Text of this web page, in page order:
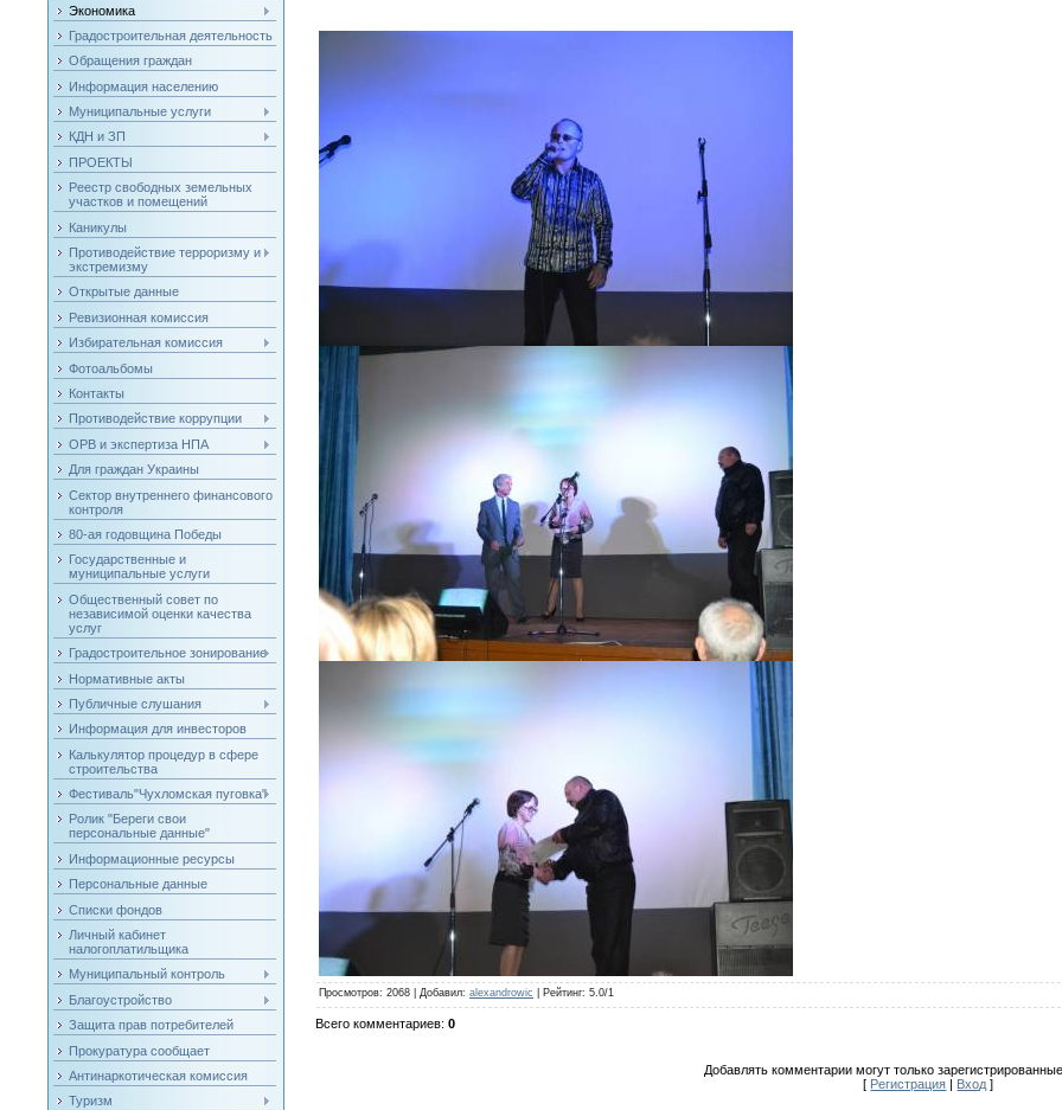
Экономика
Градостроительная деятельность
Обращения граждан
Информация населению
Муниципальные услуги
КДН и ЗП
ПРОЕКТЫ
Реестр свободных земельных
участков и помещений
Каникулы
Противодействие терроризму и
экстремизму
Открытые данные
Ревизионная комиссия
Избирательная комиссия
Фотоальбомы
Контакты
Противодействие коррупции
ОРВ и экспертиза НПА
Для граждан Украины
Сектор внутреннего финансового
контроля
80-ая годовщина Победы
Государственные и
муниципальные услуги
Общественный совет по
независимой оценки качества
услуг
Градостроительное зонирование
Нормативные акты
Публичные слушания
Информация для инвесторов
Калькулятор процедур в сфере
строительства
Фестиваль"Чухломская пуговка"
Ролик "Береги свои
персональные данные"
Информационные ресурсы
Персональные данные
Списки фондов
Личный кабинет
налогоплатильщика
Муниципальный контроль
Благоустройство
Защита прав потребителей
Прокуратура сообщает
Антинаркотическая комиссия
Туризм
Просмотров: 2068 | Добавил: alexandrowic Рейтинг: 5.0/1
Всего комментариев: 0
Добавлять комментарии могут только
[ Регистрация Вход ]